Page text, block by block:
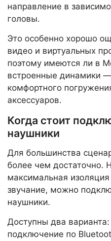
направление в
головы.
Это особенно хорошо
видео и виртуальных
поэтому имеются ли в
встроенные динамики
комфортного
аксессуаров.
Когда стоит
наушники
Для большинства
более чем достаточно.
максимальная
звучание, можно
наушники.
Доступны два
подключение по